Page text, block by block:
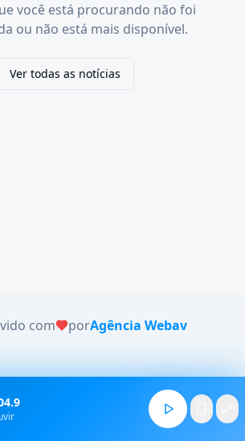
você está procurando não foi
ou não está mais disponível.
Ver todas as notícias
com porAgência Webav